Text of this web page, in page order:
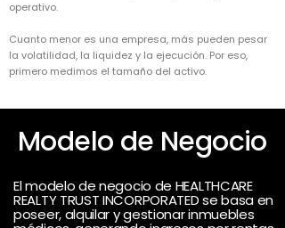
operativo.
Cuanto menor es una empresa, más pueden pesar
la volatilidad, la liquidez y la ejecución. Por eso,
primero medimos el tamaño del activo.
Modelo de Negocio
El modelo de negocio de HEALTHCARE
REALTY TRUST INCORPORATED se basa en
poseer, alquilar y gestionar inmuebles